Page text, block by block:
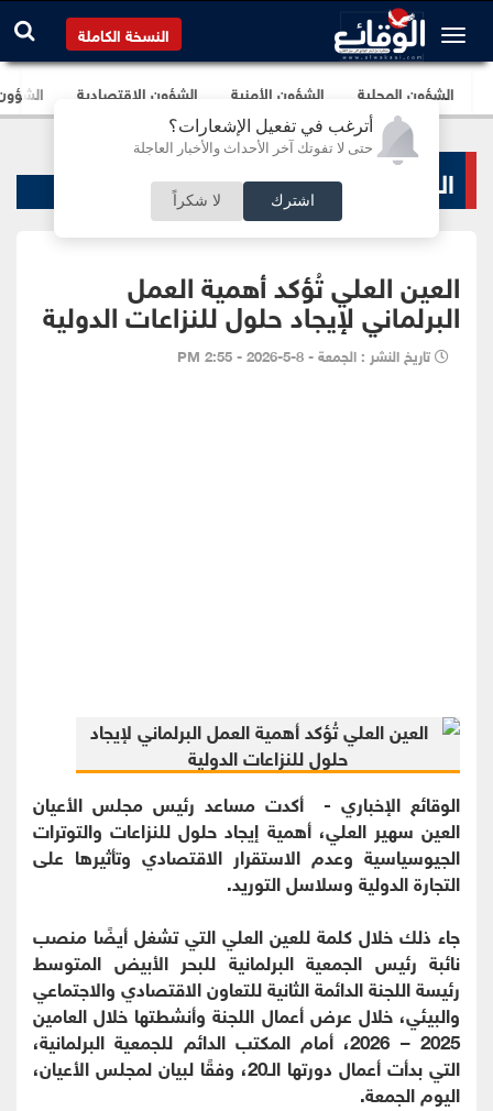
أترغب في تفعيل الإشعارات؟
حتى لا تفوتك آخر الأحداث والأخبار العاجلة
اشترك لا شكراً
النسخة الكاملة
الشؤون المحلية الشؤون الأمنية الشؤون الإقتصادية
الشؤون البرلمانية
العين العلي تُؤكد أهمية العمل
البرلماني لإيجاد حلول للنزاعات الدولية
تاريخ النشر : الجمعة - 8-5-2026 - 2:55 PM
الوقائع الإخباري - أكدت مساعد رئيس مجلس الأعيان
العين سهير العلي، أهمية إيجاد حلول للنزاعات والتوترات
الجيوسياسية وعدم الاستقرار الاقتصادي وتأثيرها على
التجارة الدولية وسلاسل التوريد.
جاء ذلك خلال كلمة للعين العلي التي تشغل أيضًا منصب
نائبة رئيس الجمعية البرلمانية للبحر الأبيض المتوسط
رئيسة اللجنة الدائمة الثانية للتعاون الاقتصادي والاجتماعي
والبيئي، خلال عرض أعمال اللجنة وأنشطتها خلال العامين
2025 – 2026، أمام المكتب الدائم للجمعية البرلمانية،
التي بدأت أعمال دورتها الـ20، وفقًا لبيان لمجلس الأعيان،
اليوم الجمعة.